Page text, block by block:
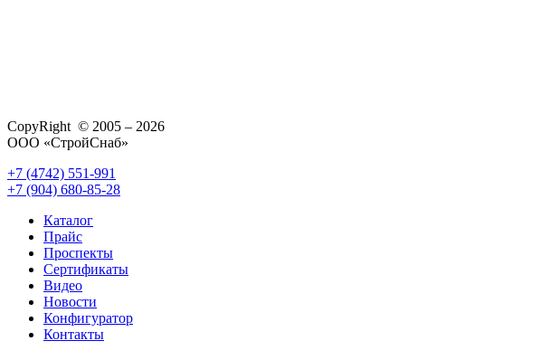
CopyRight © 2005 – 2026
ООО «СтройСнаб»
+7 (4742) 551-991
+7 (904) 680-85-28
Каталог
Прайс
Проспекты
Сертификаты
Видео
Новости
Конфигуратор
Контакты